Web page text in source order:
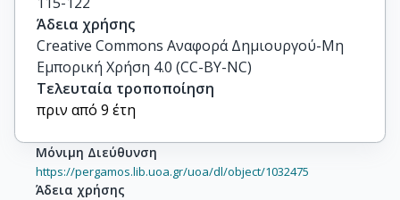
Άδεια χρήσης
Creative Commons Αναφορά Δημιουργού-Μη
Εμπορική Χρήση 4.0 (CC-BY-NC)
Τελευταία τροποποίηση
πριν από 9 έτη
Μόνιμη Διεύθυνση
https://pergamos.lib.uoa.gr/uoa/dl/object/1032475
Άδεια χρήσης